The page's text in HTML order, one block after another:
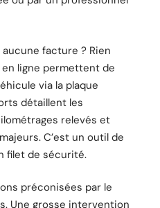
facture ? Rien
ligne permettent de
via la plaque
détaillent les
relevés et
C’est un outil de
filet de sécurité.
préconisées par le
Une grosse intervention